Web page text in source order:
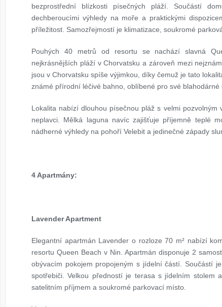
bezprostřední blízkosti písečných pláží. Součástí
dechberoucími výhledy na moře a praktickými
příležitost. Samozřejmostí je klimatizace, soukromé
Pouhých 40 metrů od resortu se nachází slavná
nejkrásnějších pláží v Chorvatsku a zároveň mezi
jsou v Chorvatsku spíše výjimkou, díky čemuž je tato
známé přírodní léčivé bahno, oblíbené pro své blahodárné
Lokalita nabízí dlouhou písečnou pláž s velmi
neplavci. Mělká laguna navíc zajišťuje příjemně teplé
nádherné výhledy na pohoří Velebit a jedinečné západy
4 Apartmány:
Lavender Apartment
Elegantní apartmán Lavender o rozloze 70 m² nabízí
resortu Queen Beach v Nin. Apartmán disponuje 2
obývacím pokojem propojeným s jídelní částí. Součástí
spotřebiči. Velkou předností je terasa s jídelním stolem
satelitním příjmem a soukromé parkovací místo.